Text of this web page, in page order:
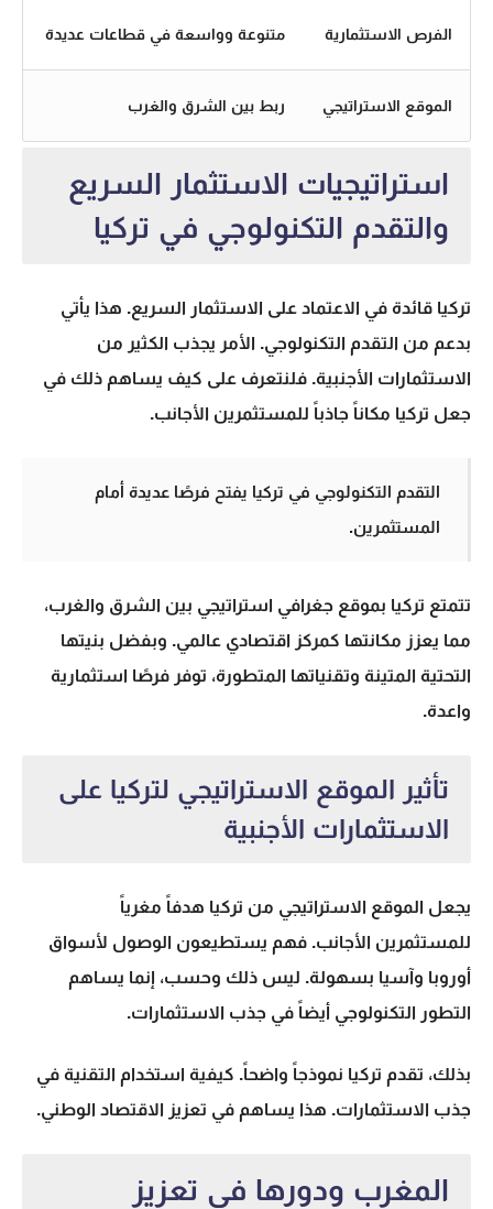
الفرص الاستثمارية متنوعة وواسعة في قطاعات عديدة
الموقع الاستراتيجي ربط بين الشرق والغرب
استراتيجيات الاستثمار السريع
والتقدم التكنولوجي في تركيا
تركيا قائدة في الاعتماد على الاستثمار السريع. هذا يأتي
بدعم من التقدم التكنولوجي. الأمر يجذب الكثير من
الاستثمارات الأجنبية. فلنتعرف على كيف يساهم ذلك في
جعل تركيا مكاناً جاذباً للمستثمرين الأجانب.
التقدم التكنولوجي في تركيا يفتح فرصًا عديدة أمام
المستثمرين.
تتمتع تركيا بموقع جغرافي استراتيجي بين الشرق والغرب،
مما يعزز مكانتها كمركز اقتصادي عالمي. وبفضل بنيتها
التحتية المتينة وتقنياتها المتطورة، توفر فرصًا استثمارية
واعدة.
تأثير الموقع الاستراتيجي لتركيا على
الاستثمارات الأجنبية
يجعل الموقع الاستراتيجي من تركيا هدفاً مغرياً
للمستثمرين الأجانب. فهم يستطيعون الوصول لأسواق
أوروبا وآسيا بسهولة. ليس ذلك وحسب، إنما يساهم
التطور التكنولوجي أيضاً في جذب الاستثمارات.
بذلك، تقدم تركيا نموذجاً واضحاً. كيفية استخدام التقنية في
جذب الاستثمارات. هذا يساهم في تعزيز الاقتصاد الوطني.
المغرب ودورها في تعزيز